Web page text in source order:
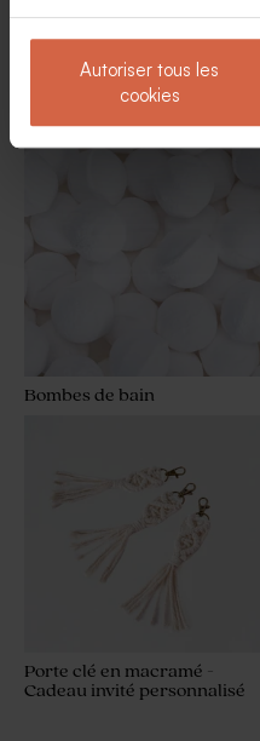
Autoriser tous les
cookies
Produits associés
Bombes de bain
Porte clé en macramé -
Cadeau invité personnalisé